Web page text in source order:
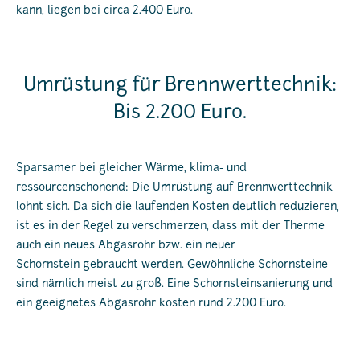
kann, liegen bei circa 2.400 Euro.
Umrüstung für Brennwerttechnik:
Bis 2.200 Euro.
Sparsamer bei gleicher Wärme, klima- und
ressourcenschonend: Die Umrüstung auf Brennwerttechnik
lohnt sich. Da sich die laufenden Kosten deutlich reduzieren,
ist es in der Regel zu verschmerzen, dass mit der Therme
auch ein neues Abgasrohr bzw. ein neuer
Schornstein gebraucht werden. Gewöhnliche Schornsteine
sind nämlich meist zu groß. Eine Schornsteinsanierung und
ein geeignetes Abgasrohr kosten rund 2.200 Euro.